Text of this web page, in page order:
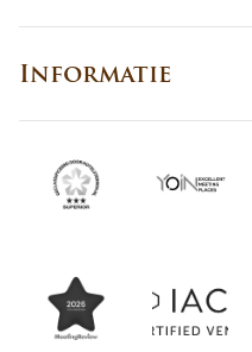
Informatie